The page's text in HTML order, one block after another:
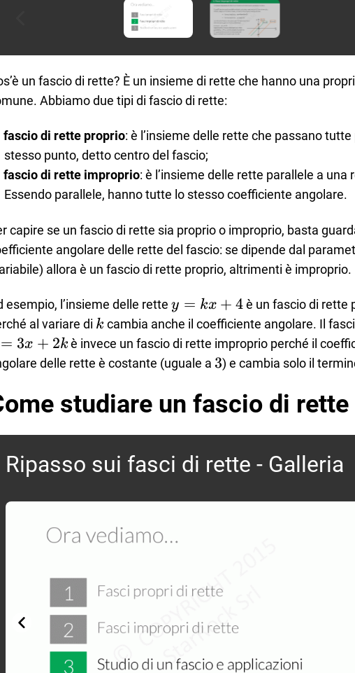
un fascio di rette? È un insieme di rette che hanno una
Abbiamo due tipi di fascio di rette:
fascio di rette proprio: è l’insieme delle rette che passano tutte
stesso punto, detto centro del fascio;
fascio di rette improprio: è l’insieme delle rette parallele a una
Essendo parallele, hanno tutte lo stesso coefficiente angolare.
capire se un fascio di rette sia proprio o improprio, basta
angolare delle rette del fascio: se dipende dal
allora è un fascio di rette proprio, altrimenti è improprio.
esempio, l’insieme delle rette y=kx+4
y = kx + 4è un fascio di rette
al variare di k
k cambia anche il coefficiente angolare. Il
= 3x + 2k è invece un fascio di rette improprio perché il
delle rette è costante (uguale a 3
3) e cambia solo il
studiare un fascio di rette
Ripasso sui fasci di rette - Galleria